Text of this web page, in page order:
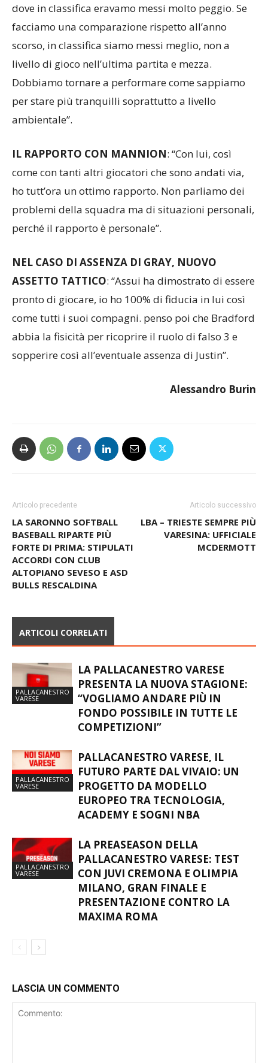
dove in classifica eravamo messi molto peggio. Se
facciamo una comparazione rispetto all’anno
scorso, in classifica siamo messi meglio, non a
livello di gioco nell’ultima partita e mezza.
Dobbiamo tornare a performare come sappiamo
per stare più tranquilli soprattutto a livello
ambientale”.
IL RAPPORTO CON MANNION: “Con lui, così
come con tanti altri giocatori che sono andati via,
ho tutt’ora un ottimo rapporto. Non parliamo dei
problemi della squadra ma di situazioni personali,
perché il rapporto è personale”.
NEL CASO DI ASSENZA DI GRAY, NUOVO
ASSETTO TATTICO: “Assui ha dimostrato di essere
pronto di giocare, io ho 100% di fiducia in lui così
come tutti i suoi compagni. penso poi che Bradford
abbia la fisicità per ricoprire il ruolo di falso 3 e
sopperire così all’eventuale assenza di Justin”.
Alessandro Burin
Articolo precedente
LA SARONNO SOFTBALL
BASEBALL RIPARTE PIÙ
FORTE DI PRIMA: STIPULATI
ACCORDI CON CLUB
ALTOPIANO SEVESO E ASD
BULLS RESCALDINA
Articolo successivo
LBA – TRIESTE SEMPRE PIÙ
VARESINA: UFFICIALE
MCDERMOTT
ARTICOLI CORRELATI
PALLACANESTRO
VARESE
LA PALLACANESTRO VARESE
PRESENTA LA NUOVA STAGIONE:
“VOGLIAMO ANDARE PIÙ IN
FONDO POSSIBILE IN TUTTE LE
COMPETIZIONI”
PALLACANESTRO
VARESE
PALLACANESTRO VARESE, IL
FUTURO PARTE DAL VIVAIO: UN
PROGETTO DA MODELLO
EUROPEO TRA TECNOLOGIA,
ACADEMY E SOGNI NBA
PALLACANESTRO
VARESE
LA PREASEASON DELLA
PALLACANESTRO VARESE: TEST
CON JUVI CREMONA E OLIMPIA
MILANO, GRAN FINALE E
PRESENTAZIONE CONTRO LA
MAXIMA ROMA
LASCIA UN COMMENTO